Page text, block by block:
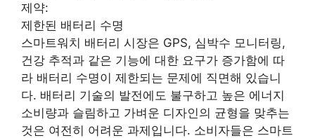
제약:
제한된 배터리 수명
스마트워치 배터리 시장은 GPS, 심박수 모니터링,
건강 추적과 같은 기능에 대한 요구가 증가함에 따
라 배터리 수명이 제한되는 문제에 직면해 있습니
다. 배터리 기술의 발전에도 불구하고 높은 에너지
소비량과 슬림하고 가벼운 디자인의 균형을 맞추는
것은 여전히 어려운 과제입니다. 소비자들은 스마트